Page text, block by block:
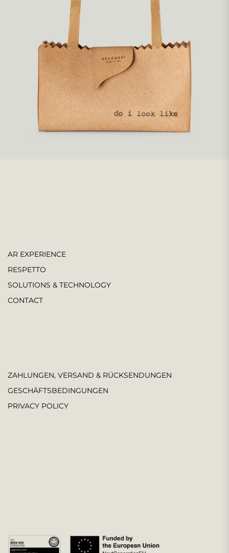
AR EXPERIENCE
RESPETTO
SOLUTIONS & TECHNOLOGY
CONTACT
ZAHLUNGEN, VERSAND & RÜCKSENDUNGEN
GESCHÄFTSBEDINGUNGEN
PRIVACY POLICY